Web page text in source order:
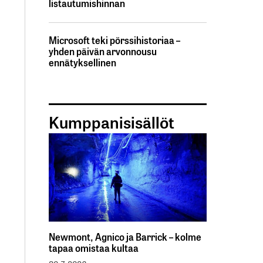
listautumishinnan
Microsoft teki pörssihistoriaa –
yhden päivän arvonnousu
ennätyksellinen
Kumppanisisällöt
Newmont, Agnico ja Barrick – kolme
tapaa omistaa kultaa